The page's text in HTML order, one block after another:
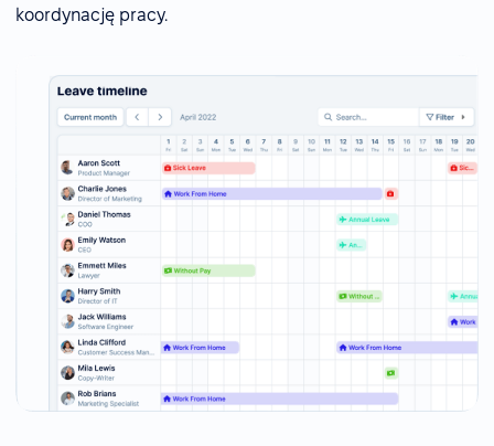
koordynację pracy.